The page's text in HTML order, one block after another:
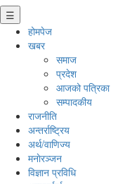
☰
होमपेज
खबर
समाज
प्रदेश
आजको पत्रिका
सम्पादकीय
राजनीति
अन्तर्राष्ट्रिय
अर्थ/वाणिज्य
मनाेरञ्जन
विज्ञान प्रविधि